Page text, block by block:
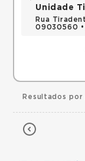
Unidade
Rua
09030560 •
Resultados por